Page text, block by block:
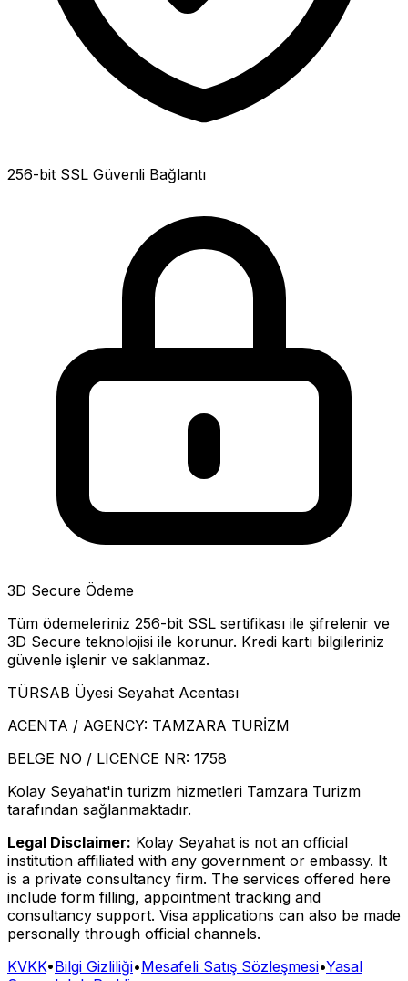
256-bit SSL Güvenli Bağlantı
3D Secure Ödeme
Tüm ödemeleriniz 256-bit SSL sertifikası ile şifrelenir ve
3D Secure teknolojisi ile korunur. Kredi kartı bilgileriniz
güvenle işlenir ve saklanmaz.
TÜRSAB Üyesi Seyahat Acentası
ACENTA / AGENCY: TAMZARA TURİZM
BELGE NO / LICENCE NR: 1758
Kolay Seyahat'in turizm hizmetleri Tamzara Turizm
tarafından sağlanmaktadır.
Legal Disclaimer: Kolay Seyahat is not an official
institution affiliated with any government or embassy. It
is a private consultancy firm. The services offered here
include form filling, appointment tracking and
consultancy support. Visa applications can also be made
personally through official channels.
KVKK•Bilgi Gizliliği•Mesafeli Satış Sözleşmesi•Yasal